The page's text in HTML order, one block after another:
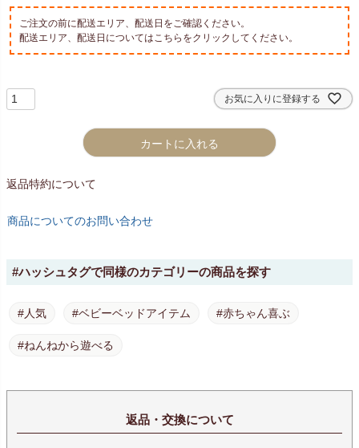
ご注文の前に配送エリア、配送日をご確認ください。
配送エリア、配送日についてはこちらをクリックしてください。
お気に入りに登録する
カートに入れる
返品特約について
商品についてのお問い合わせ
#ハッシュタグで同様のカテゴリーの商品を探す
#人気 #ベビーベッドアイテム #赤ちゃん喜ぶ
#ねんねから遊べる
返品・交換について